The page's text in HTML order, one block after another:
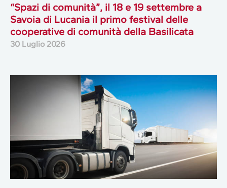
“Spazi di comunità”, il 18 e 19 settembre a
Savoia di Lucania il primo festival delle
cooperative di comunità della Basilicata
30 Luglio 2026